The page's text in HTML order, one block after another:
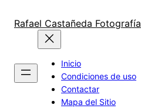
Rafael Castañeda Fotografía
Inicio
Condiciones de uso
Contactar
Mapa del Sitio